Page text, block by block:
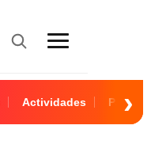
Actividades